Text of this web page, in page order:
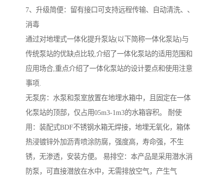
7、升级简便：留有接口可支持远程传输、自动清洗、、
消毒
通过对地埋式一体化提升泵站(以下简称一体化泵站)与
传统泵站的优缺点比较,介绍了一体化泵站的适用范围和
应用场合,重点介绍了一体化泵站的设计要点和使用注意
事项.
无泵房：水泵和泵室放置在地埋水箱中，且固定在一体
化泵站的顶部，仅占用05m3-1m3的水箱容积。 耐使
用：装配式BDF不锈钢水箱无焊接，地埋无氧化，箱体
热浸镀锌外加沥青喷涂防腐，强度高，寿命强，不生
锈，无渗透，安装方便。 易排空：本产品是采用潜水消
防泵，可直接潜放在水中，无需排放空气，产生气